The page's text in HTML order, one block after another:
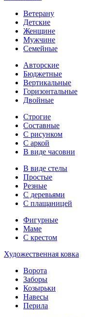
Ветерану
Детские
Женщине
Мужчине
Семейные
Авторские
Бюджетные
Вертикальные
Горизонтальные
Двойные
Строгие
Составные
С рисунком
С аркой
В виде часовни
В виде стелы
Простые
Резные
С деревьями
С плащаницей
Фигурные
Маме
С крестом
Художественная ковка
Ворота
Заборы
Козырьки
Навесы
Перила